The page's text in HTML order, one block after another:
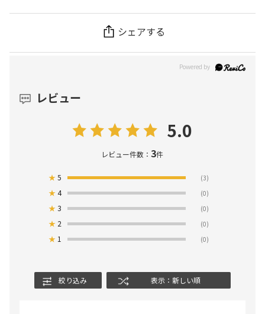
シェアする
レビュー
5.0
レビュー件数：3件
★5 (3)
★4 (0)
★3 (0)
★ 2 (0)
★ 1 (0)
絞り込み 表示：新しい順